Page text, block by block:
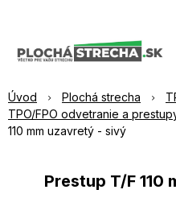
Úvod Plochá strecha
TPO/FPO odvetranie a
110 mm uzavretý - sivý
Prestup T/F 110